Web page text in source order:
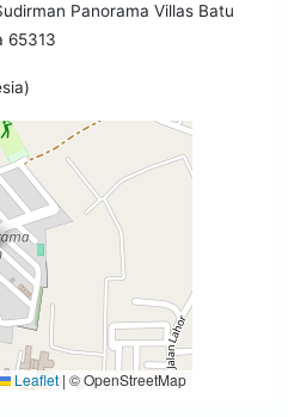
Panorama Villas Batu
65313
Leaflet | © OpenStreetMap